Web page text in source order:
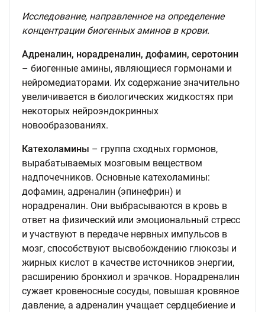
Исследование, направленное на определение
концентрации биогенных аминов в крови.
Адреналин, норадреналин, дофамин, серотонин
– биогенные амины, являющиеся гормонами и
нейромедиаторами. Их содержание значительно
увеличивается в биологических жидкостях при
некоторых нейроэндокринных
новообразованиях.
Катехоламины – группа сходных гормонов,
вырабатываемых мозговым веществом
надпочечников. Основные катехоламины:
дофамин, адреналин (эпинефрин) и
норадреналин. Они выбрасываются в кровь в
ответ на физический или эмоциональный стресс
и участвуют в передаче нервных импульсов в
мозг, способствуют высвобождению глюкозы и
жирных кислот в качестве источников энергии,
расширению бронхиол и зрачков. Норадреналин
сужает кровеносные сосуды, повышая кровяное
давление, а адреналин учащает сердцебиение и